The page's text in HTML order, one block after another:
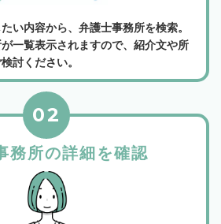
い内容から、弁護士事務所を検索。
一覧表示されますので、紹介文や所
討ください。
務所の詳細を確認
02